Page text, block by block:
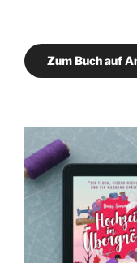
Zum Buch auf